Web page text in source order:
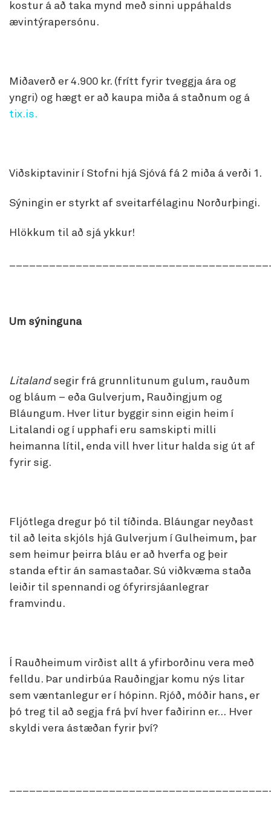
kostur á að taka mynd með sinni uppáhalds
ævintýrapersónu.
Miðaverð er 4.900 kr. (frítt fyrir tveggja ára og
yngri) og hægt er að kaupa miða á staðnum og á
tix.is.
Viðskiptavinir í Stofni hjá Sjóvá fá 2 miða á verði 1.
Sýningin er styrkt af sveitarfélaginu Norðurþingi.
Hlökkum til að sjá ykkur!
Um sýninguna
Litalandsegir frá grunnlitunum gulum, rauðum
og bláum – eða Gulverjum, Rauðingjum og
Bláungum. Hver litur byggir sinn eigin heim í
Litalandi og í upphafi eru samskipti milli
heimanna lítil, enda vill hver litur halda sig út af
fyrir sig.
Fljótlega dregur þó til tíðinda. Bláungar neyðast
til að leita skjóls hjá Gulverjum í Gulheimum, þar
sem heimur þeirra bláu er að hverfa og þeir
standa eftir án samastaðar. Sú viðkvæma staða
leiðir til spennandi og ófyrirsjáanlegrar
framvindu.
Í Rauðheimum virðist allt á yfirborðinu vera með
felldu. Þar undirbúa Rauðingjar komu nýs litar
sem væntanlegur er í hópinn. Rjóð, móðir hans, er
þó treg til að segja frá því hver faðirinn er… Hver
skyldi vera ástæðan fyrir því?